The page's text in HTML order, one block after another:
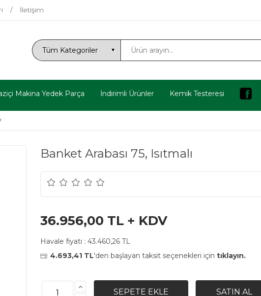
İletişim
Makina Yedek Parça İndirimli Ürünler Kemik Testeresi
Banket Arabası 75, Isıtmalı
36.956,00 TL + KDV
Havale fiyatı : 43.460,26 TL
4.693,41 TL'den başlayan taksit seçenekleri için tıklayın.